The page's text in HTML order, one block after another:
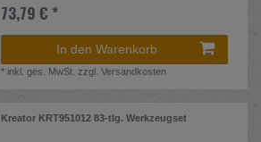
73,79 € *
In den Warenkorb
* inkl. ges. MwSt. zzgl.Versandkosten
Kreator KRT951012 83-tlg. Werkzeugset